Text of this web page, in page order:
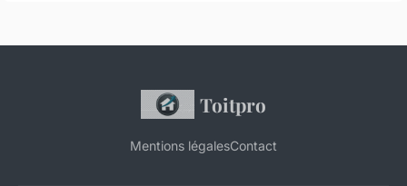
Toitpro
Mentions légalesContact